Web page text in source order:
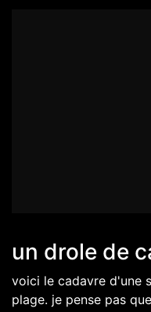
un drole de
voici le cadavre d'une
plage. je pense pas